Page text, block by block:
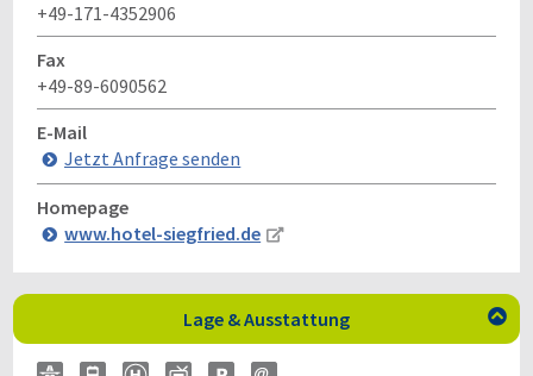
+49-171-4352906
Fax
+49-89-6090562
E-Mail
Jetzt Anfrage senden
Homepage
www.hotel-siegfried.de
Lage & Ausstattung 